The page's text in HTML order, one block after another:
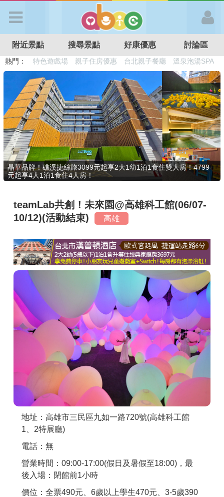
APP登入
首 頁
搜尋景點
好康優惠
最新消息
最新留言
商家合作
推薦景點
討論區
聯絡我們
APP下載
附近景點 搜尋景點 好康優惠 討論區
熱門： 溜滑梯民宿 觀光工廠 DIY摘果
日本親子景點
特色遊戲場
親子住房優惠 台北親子餐廳 溫泉泡湯SPA
晶華品牌！礁溪捷絲旅3099元起享2大1幼1泊1食住雙人房！4799
元起享4人1泊1食住4人房！
teamLab共創！未來園@高雄科工館(06/07-
10/12)(活動結束)
高雄
地址：高雄市三民區九如一路720號(高雄科工館
1、2特展廳)
電話：無
營業時間：09:00-17:00(假日及暑假至18:00)，最
後入場：閉館前1小時
價位：全票490元、6歲以上學生470元、3-5歲390